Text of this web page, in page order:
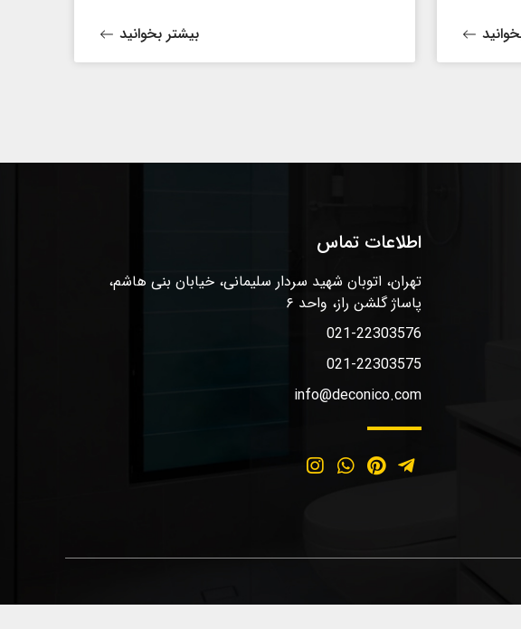
بیشتر بخوانید
اطلاعات تماس
تهران، اتوبان شهید سردار سلیمانی، خیابان بنی هاشم،
پاساژ گلشن راز، واحد ۶
021-22303576
021-22303575
info@deconico.com